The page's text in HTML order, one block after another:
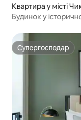
Квартира у місті
Будинок у
Супергосподар
Супергосподар